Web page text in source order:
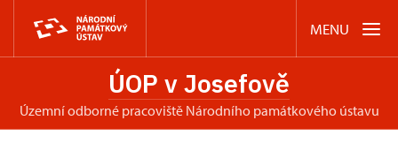
MENU
ÚOP v Josefově
územní odborné pracoviště Národního památkového ústavu